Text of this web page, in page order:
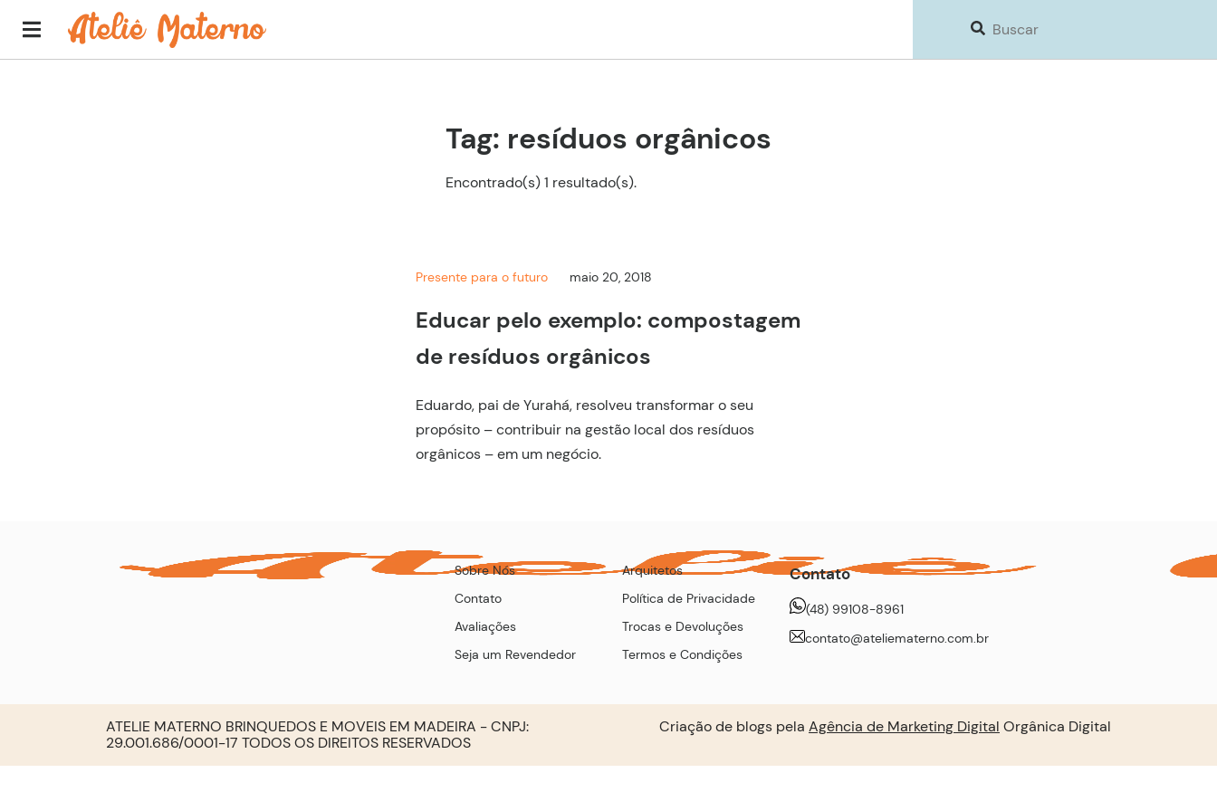
Tag: resíduos orgânicos
Encontrado(s) 1 resultado(s).
Presente para o futuro maio 20, 2018
Educar pelo exemplo: compostagem
de resíduos orgânicos
Eduardo, pai de Yurahá, resolveu transformar o seu
propósito – contribuir na gestão local dos resíduos
orgânicos – em um negócio.
Sobre Nós
Contato
Avaliações
Seja um Revendedor
Arquitetos
Política de Privacidade
Trocas e Devoluções
Termos e Condições
Contato
(48) 99108-8961
contato@ateliematerno.com.br
ATELIE MATERNO BRINQUEDOS E MOVEIS EM MADEIRA - CNPJ:
29.001.686/0001-17 TODOS OS DIREITOS RESERVADOS
Criação de blogs pela Agência de Marketing Digital Orgânica Digital